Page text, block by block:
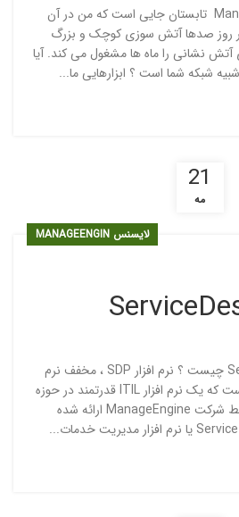
ManageEngine OpManager تابستان جایی است که من در آن
روز صدها آتش سوزی کوچک و بزرگ
نشانی را ماه ها مشغول می کند. آیا
شبکه شما است ؟ ابزارهایی ما...
21
مه
لایسنس MANAGEENGIN
نرم افزار Service Desk Plus چیست ؟ نرم افزار SDP ، مخفف نرم
افزار Service Desk Plus ست که یک نرم افزار ITIL قدرتمند در حوزه
مدیریت IT می باشد و توسط شرکت ManageEngine ارائه شده